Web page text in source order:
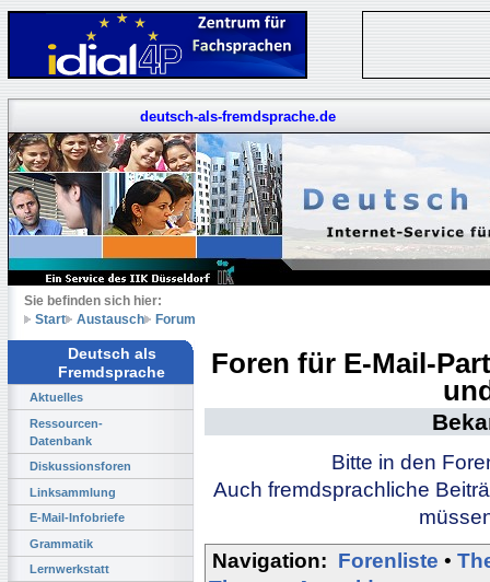
deutsch-als-fremdsprache.de
Sie befinden sich hier:
Start
Austausch Forum
Deutsch als
Fremdsprache
Aktuelles
Ressourcen-
Datenbank
Diskussionsforen
Linksammlung
E-Mail-Infobriefe
Grammatik
Lernwerkstatt
Foren für E-Mail-
Bitte in den
Auch fremdsprachliche
Navigation: Forenliste •